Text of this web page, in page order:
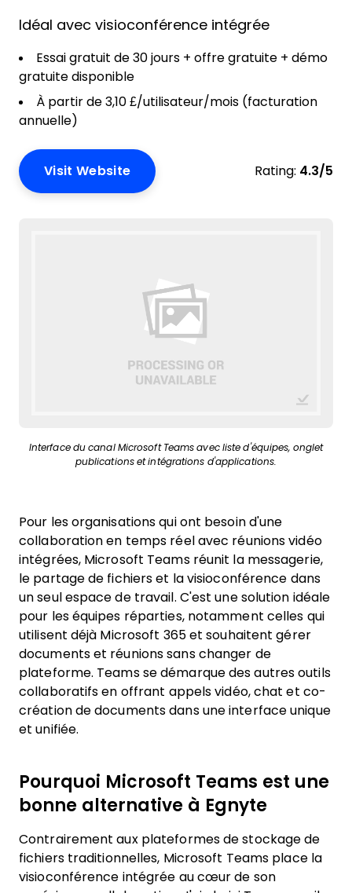
Idéal avec visioconférence intégrée
Essai gratuit de 30 jours + offre gratuite + démo
gratuite disponible
À partir de 3,10 £/utilisateur/mois (facturation
annuelle)
Visit Website Rating: 4.3/5
Interface du canal Microsoft Teams avec liste d'équipes, onglet
publications et intégrations d'applications.
Pour les organisations qui ont besoin d'une
collaboration en temps réel avec réunions vidéo
intégrées, Microsoft Teams réunit la messagerie,
le partage de fichiers et la visioconférence dans
un seul espace de travail. C'est une solution idéale
pour les équipes réparties, notamment celles qui
utilisent déjà Microsoft 365 et souhaitent gérer
documents et réunions sans changer de
plateforme. Teams se démarque des autres outils
collaboratifs en offrant appels vidéo, chat et co-
création de documents dans une interface unique
et unifiée.
Pourquoi Microsoft Teams est une
bonne alternative à Egnyte
Contrairement aux plateformes de stockage de
fichiers traditionnelles, Microsoft Teams place la
visioconférence intégrée au cœur de son